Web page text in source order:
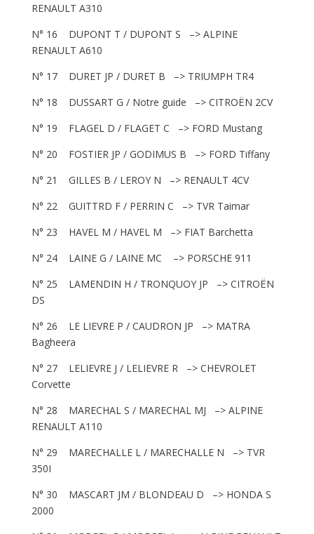
RENAULT A310
N° 16 DUPONT T / DUPONT S –> ALPINE
RENAULT A610
N° 17 DURET JP / DURET B –> TRIUMPH TR4
N° 18 DUSSART G / Notre guide –> CITROËN 2CV
N° 19 FLAGEL D / FLAGET C –> FORD Mustang
N° 20 FOSTIER JP / GODIMUS B –> FORD Tiffany
N° 21 GILLES B / LEROY N –> RENAULT 4CV
N° 22 GUITTRD F / PERRIN C –> TVR Taimar
N° 23 HAVEL M / HAVEL M –> FIAT Barchetta
N° 24 LAINE G / LAINE MC –> PORSCHE 911
N° 25 LAMENDIN H / TRONQUOY JP –> CITROËN
DS
N° 26 LE LIEVRE P / CAUDRON JP –> MATRA
Bagheera
N° 27 LELIEVRE J / LELIEVRE R –> CHEVROLET
Corvette
N° 28 MARECHAL S / MARECHAL MJ –> ALPINE
RENAULT A110
N° 29 MARECHALLE L / MARECHALLE N –> TVR
350I
N° 30 MASCART JM / BLONDEAU D –> HONDA S
2000